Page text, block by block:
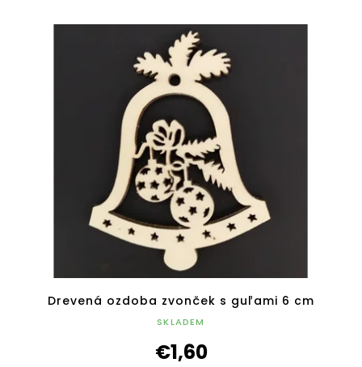
Drevená ozdoba zvonček s guľami 6 cm
SKLADEM
€1,60